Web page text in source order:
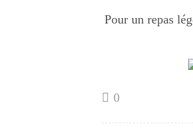
Pour un repas
0